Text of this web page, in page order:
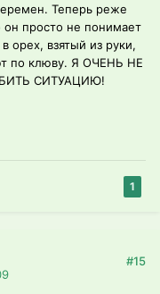
Теперь реже
он просто не понимает
орех, взятый из руки,
по клюву. Я ОЧЕНЬ НЕ
СИТУАЦИЮ!
1
#15